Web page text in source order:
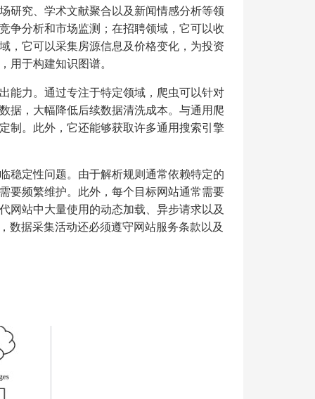
研究、学术文献聚合以及新闻情感分析等领
争分析和市场监测；在招聘领域，它可以收
，它可以采集房源信息及价格变化，为投资
用于构建知识图谱。
能力。通过专注于特定领域，爬虫可以针对
据，大幅降低后续数据清洗成本。与通用爬
制。此外，它还能够获取许多通用搜索引擎
稳定性问题。由于解析规则通常依赖特定的
要频繁维护。此外，每个目标网站通常需要
网站中大量使用的动态加载、异步请求以及
数据采集活动还必须遵守网站服务条款以及